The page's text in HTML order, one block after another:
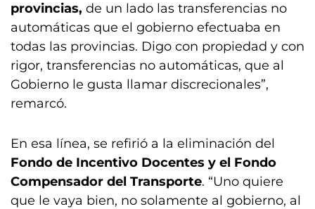
provincias, de un lado las transferencias no
automáticas que el gobierno efectuaba en
todas las provincias. Digo con propiedad y con
rigor, transferencias no automáticas, que al
Gobierno le gusta llamar discrecionales”,
remarcó.
En esa línea, se refirió a la eliminación del
Fondo de Incentivo Docentes y el Fondo
Compensador del Transporte. “Uno quiere
que le vaya bien, no solamente al gobierno, al